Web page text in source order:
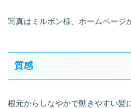
写真はミルボン様、ホームページ
質感
根元からしなやかで動きやすい髪